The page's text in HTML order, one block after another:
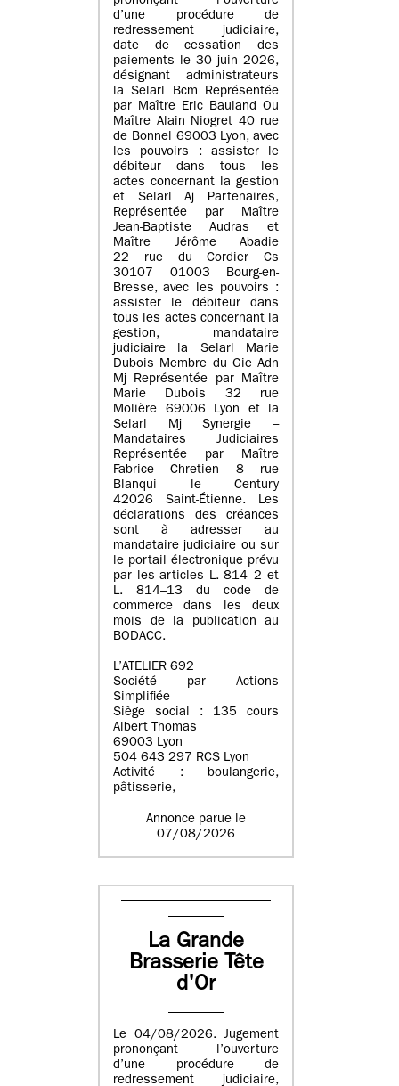
d’une procédure de
redressement judiciaire,
date de cessation des
paiements le 30 juin 2026,
désignant administrateurs
la Selarl Bcm Représentée
par Maître Eric Bauland Ou
Maître Alain Niogret 40 rue
de Bonnel 69003 Lyon, avec
les pouvoirs : assister le
débiteur dans tous les
actes concernant la gestion
et Selarl Aj Partenaires,
Représentée par Maître
Jean-Baptiste Audras et
Maître Jérôme Abadie
22 rue du Cordier Cs
30107 01003 Bourg-en-
Bresse, avec les pouvoirs :
assister le débiteur dans
tous les actes concernant la
gestion, mandataire
judiciaire la Selarl Marie
Dubois Membre du Gie Adn
Mj Représentée par Maître
Marie Dubois 32 rue
Molière 69006 Lyon et la
Selarl Mj Synergie –
Mandataires Judiciaires
Représentée par Maître
Fabrice Chretien 8 rue
Blanqui le Century
42026 Saint-Étienne. Les
déclarations des créances
sont à adresser au
mandataire judiciaire ou sur
le portail électronique prévu
par les articles L. 814–2 et
L. 814–13 du code de
commerce dans les deux
mois de la publication au
BODACC.
L’ATELIER 692
Société par Actions
Simplifiée
Siège social : 135 cours
Albert Thomas
69003 Lyon
504 643 297 RCS Lyon
Activité : boulangerie,
pâtisserie,
Annonce parue le
07/08/2026
La Grande
Brasserie Tête
d'Or
Le 04/08/2026. Jugement
prononçant l’ouverture
d’une procédure de
redressement judiciaire,